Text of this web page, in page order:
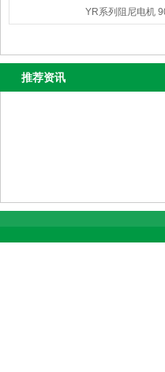
YR系列阻尼电机
推荐资讯